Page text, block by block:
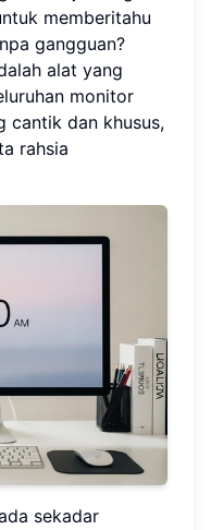
memberitahu
gangguan?
alat yang
monitor
cantik dan khusus,
rahsia
sekadar